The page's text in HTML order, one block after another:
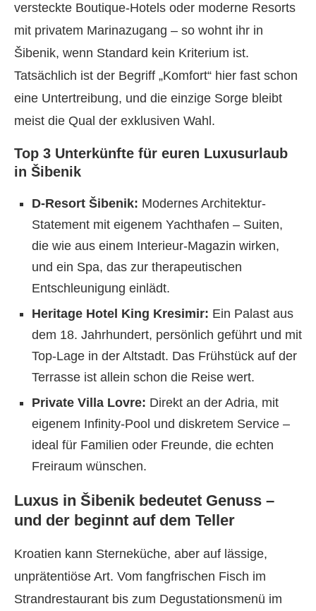
versteckte Boutique-Hotels oder moderne Resorts
mit privatem Marinazugang – so wohnt ihr in
Šibenik, wenn Standard kein Kriterium ist.
Tatsächlich ist der Begriff „Komfort“ hier fast schon
eine Untertreibung, und die einzige Sorge bleibt
meist die Qual der exklusiven Wahl.
Top 3 Unterkünfte für euren Luxusurlaub
in Šibenik
D-Resort Šibenik: Modernes Architektur-
Statement mit eigenem Yachthafen – Suiten,
die wie aus einem Interieur-Magazin wirken,
und ein Spa, das zur therapeutischen
Entschleunigung einlädt.
Heritage Hotel King Kresimir: Ein Palast aus
dem 18. Jahrhundert, persönlich geführt und mit
Top-Lage in der Altstadt. Das Frühstück auf der
Terrasse ist allein schon die Reise wert.
Private Villa Lovre: Direkt an der Adria, mit
eigenem Infinity-Pool und diskretem Service –
ideal für Familien oder Freunde, die echten
Freiraum wünschen.
Luxus in Šibenik bedeutet Genuss –
und der beginnt auf dem Teller
Kroatien kann Sterneküche, aber auf lässige,
unprätentiöse Art. Vom fangfrischen Fisch im
Strandrestaurant bis zum Degustationsmenü im